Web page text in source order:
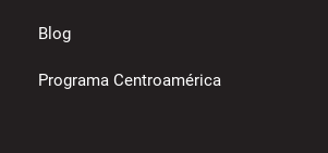
Blog
Programa Centroamérica